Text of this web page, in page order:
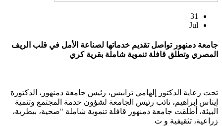
31
Jul
جامعة دمنهور تواصل تقديم خدماتها لصناعة الأمل في قلب الريف
المصري وتطلق قافلة تنموية شاملة بقرية كري
تحت رعاية الدكتور إلهامي ترابيس، رئيس جامعة دمنهور، الدكتورة
إيناس إبراهيم، نائب رئيس الجامعة لشؤون خدمة المجتمع وتنمية
البيئة، أطلقت جامعة دمنهور قافلة تنموية شاملة "صحية، بيطرية،
زراعية، تثقيفية و ت